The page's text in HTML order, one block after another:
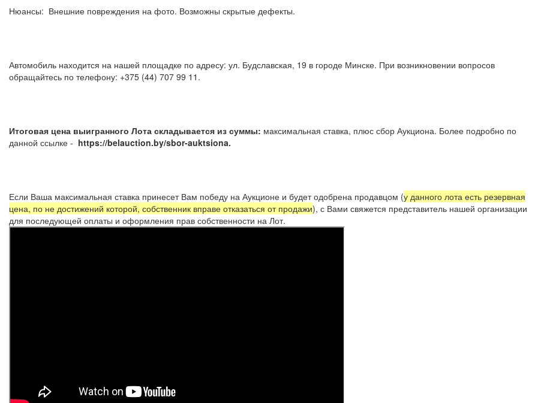
Нюансы: Внешние повреждения на фото. Возможны скрытые дефекты.
Автомобиль находится на нашей площадке по адресу: ул. Будславская, 19 в городе Минске. При возникновении вопросов
обращайтесь по телефону: +375 (44) 707 99 11.
Итоговая цена выигранного Лота складывается из суммы: максимальная ставка, плюс сбор Аукциона. Более подробно по
данной ссылке - https://belauction.by/sbor-auktsiona.
Если Ваша максимальная ставка принесет Вам победу на Аукционе и будет одобрена продавцом (у данного лота есть резервная
цена, по не достижений которой, собственник вправе отказаться от продажи), с Вами свяжется представитель нашей организации
для последующей оплаты и оформления прав собственности на Лот.